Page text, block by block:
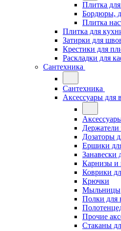
Плитка
Бордюры,
Плитка
Плитка для
Затирки для
Крестики для
Раскладки для
Сантехника
Сантехника
Аксессуары для
Держатели
Дозаторы
Ершики
Занавески
Карнизы и
Коврики
Крючки
Мыльницы
Полки для
Прочие
Стаканы